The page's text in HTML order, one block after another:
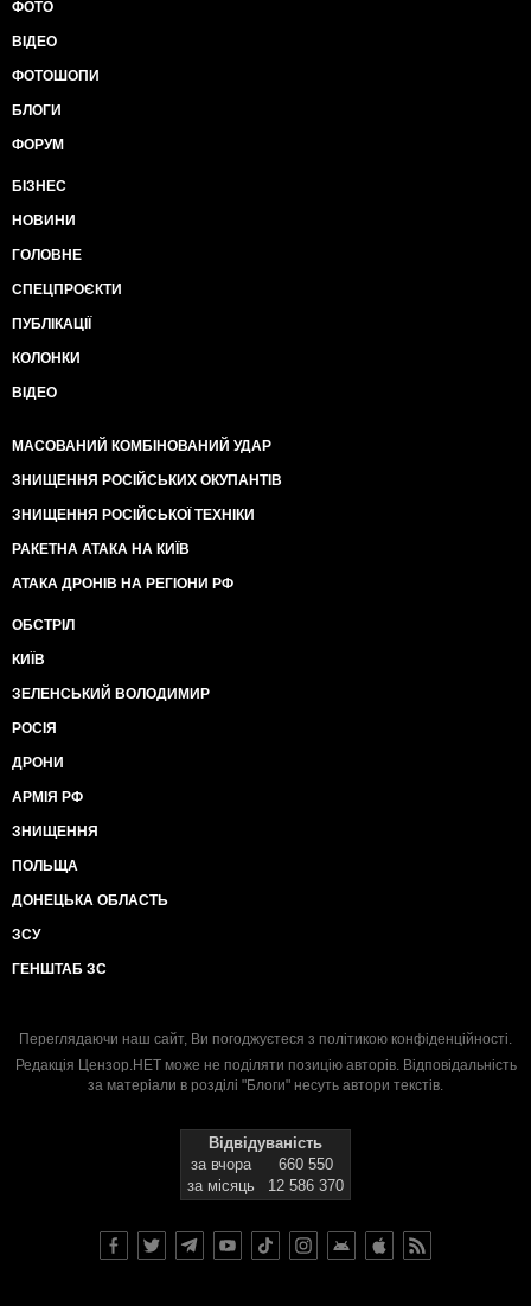
ФОТО
ВІДЕО
ФОТОШОПИ
БЛОГИ
ФОРУМ
БІЗНЕС
НОВИНИ
ГОЛОВНЕ
СПЕЦПРОЄКТИ
ПУБЛІКАЦІЇ
КОЛОНКИ
ВІДЕО
МАСОВАНИЙ КОМБІНОВАНИЙ УДАР
ЗНИЩЕННЯ РОСІЙСЬКИХ ОКУПАНТІВ
ЗНИЩЕННЯ РОСІЙСЬКОЇ ТЕХНІКИ
РАКЕТНА АТАКА НА КИЇВ
АТАКА ДРОНІВ НА РЕГІОНИ РФ
ОБСТРІЛ
КИЇВ
ЗЕЛЕНСЬКИЙ ВОЛОДИМИР
РОСІЯ
ДРОНИ
АРМІЯ РФ
ЗНИЩЕННЯ
ПОЛЬЩА
ДОНЕЦЬКА ОБЛАСТЬ
ЗСУ
ГЕНШТАБ ЗС
Переглядаючи наш сайт, Ви погоджуєтеся з політикою конфіденційності.
Редакція Цензор.НЕТ може не поділяти позицію авторів. Відповідальність
за матеріали в розділі "Блоги" несуть автори текстів.
Відвідуваність
за вчора
660 550
за місяць
12 586 370